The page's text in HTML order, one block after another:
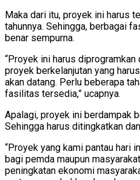
Maka dari itu, proyek ini harus
tahunnya. Sehingga, berbagai
benar sempurna.
“Proyek ini harus
proyek berkelanjutan yang
akan datang. Perlu beberapa
fasilitas tersedia,” ucapnya.
Apalagi, proyek ini berdampak
Sehingga harus ditingkatkan
“Proyek yang kami pantau hari
bagi pemda maupun
peningkatan ekonomi